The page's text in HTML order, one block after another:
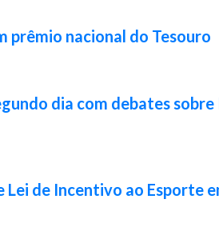
prêmio nacional do Tesouro
dia com debates
Lei de Incentivo ao Esporte